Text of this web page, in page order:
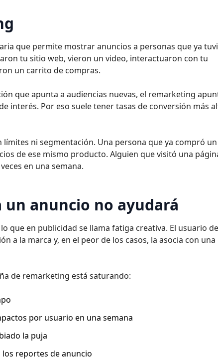
que permite mostrar anuncios a personas que ya
tu sitio web, vieron un video, interactuaron con tu
un carrito de compras.
que apunta a audiencias nuevas, el remarketing
interés. Por eso suele tener tasas de conversión más
límites ni segmentación. Una persona que ya compró un
de ese mismo producto. Alguien que visitó una
en una semana.
un anuncio no ayudará
que en publicidad se llama fatiga creativa. El usuario
a la marca y, en el peor de los casos, la asocia con una
de remarketing está saturando:
por usuario en una semana
la puja
reportes de anuncio